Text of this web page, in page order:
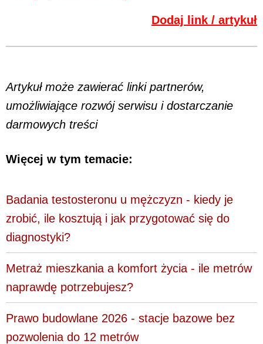
Dodaj link / artykuł
Artykuł może zawierać linki partnerów,
umożliwiające rozwój serwisu i dostarczanie
darmowych treści
Więcej w tym temacie:
Badania testosteronu u mężczyzn - kiedy je
zrobić, ile kosztują i jak przygotować się do
diagnostyki?
Metraż mieszkania a komfort życia - ile metrów
naprawdę potrzebujesz?
Prawo budowlane 2026 - stacje bazowe bez
pozwolenia do 12 metrów